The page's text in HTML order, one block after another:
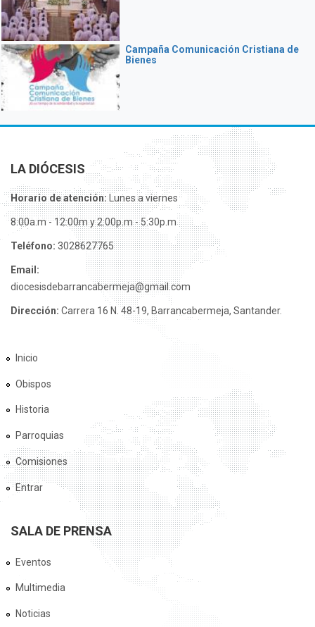
Campaña Comunicación Cristiana de
Bienes
LA DIÓCESIS
Horario de atención:Lunes a viernes
8:00a.m - 12:00m y 2:00p.m - 5:30p.m
Teléfono: 3028627765
Email:
diocesisdebarrancabermeja@gmail.com
Dirección: Carrera 16 N. 48-19, Barrancabermeja, Santander.
Inicio
Obispos
Historia
Parroquias
Comisiones
Entrar
SALA DE PRENSA
Eventos
Multimedia
Noticias